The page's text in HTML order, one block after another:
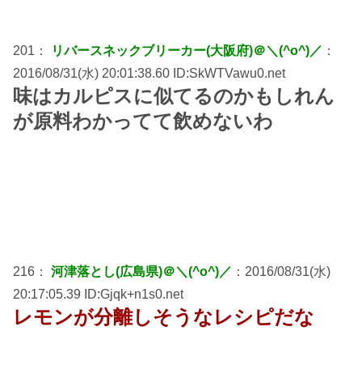
201： リバースネックブリーカー(大阪府)＠＼(^o^)／ ：
2016/08/31(水) 20:01:38.60 ID:SkWTVawu0.net
味はカルピスに似てるのかもしれん
が原料わかってて飲めないわ
216： 河津落とし(広島県)＠＼(^o^)／ ：2016/08/31(水)
20:17:05.39 ID:Gjqk+n1s0.net
レモンが分離しそうなレシピだな